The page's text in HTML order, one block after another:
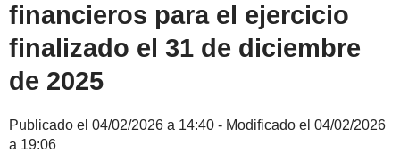
financieros para el ejercicio
finalizado el 31 de diciembre
de 2025
Publicado el 04/02/2026 a 14:40 - Modificado el 04/02/2026
a 19:06